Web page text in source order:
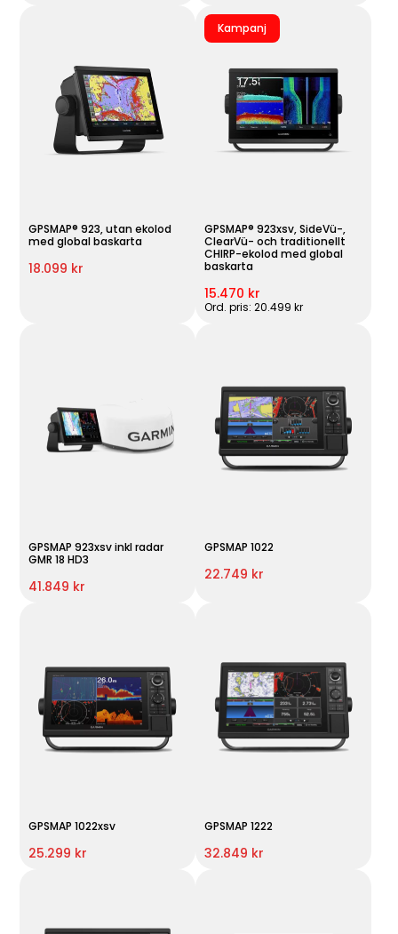
GPSMAP® 923, utan ekolod
med global baskarta
18.099 kr
Kampanj
GPSMAP® 923xsv, SideVü-,
ClearVü- och traditionellt
CHIRP-ekolod med global
baskarta
15.470 kr
Ord. pris: 20.499 kr
GPSMAP 923xsv inkl radar
GMR 18 HD3
41.849 kr
GPSMAP 1022
22.749 kr
GPSMAP 1022xsv
25.299 kr
GPSMAP 1222
32.849 kr